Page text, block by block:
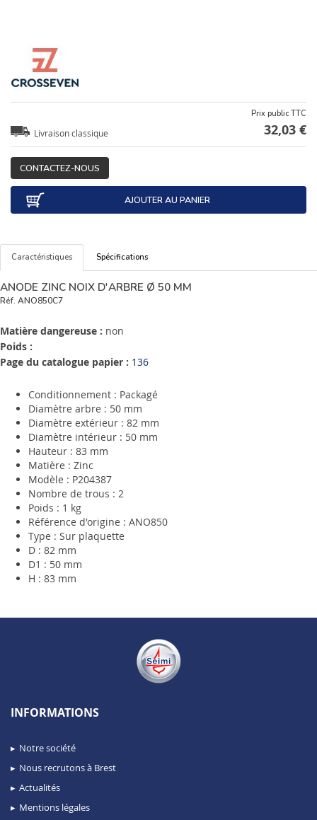
Livraison classique
Prix public TTC
32,03 €
CONTACTEZ-NOUS
AJOUTER AU PANIER
Caractéristiques Spécifications
ANODE ZINC NOIX D'ARBRE Ø 50 MM
Réf. ANO850C7
Matière dangereuse : non
Poids :
Page du catalogue papier : 136
Conditionnement : Packagé
Diamètre arbre : 50 mm
Diamètre extérieur : 82 mm
Diamètre intérieur : 50 mm
Hauteur : 83 mm
Matière : Zinc
Modèle : P204387
Nombre de trous : 2
Poids : 1 kg
Référence d'origine : ANO850
Type : Sur plaquette
D : 82 mm
D1 : 50 mm
H : 83 mm
INFORMATIONS
Notre société
Nous recrutons à Brest
Actualités
Mentions légales